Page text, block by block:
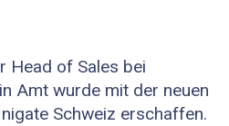
Head of Sales bei
Amt wurde mit der neuen
Schweiz erschaffen.